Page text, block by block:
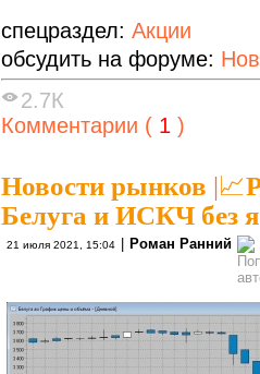
спецраздел: Акции
обсудить на форуме:
2.7К
Комментарии ( 1 )
Новости рынков |
Белуга и ИСКЧ без
21 июля 2021, 15:04 Роман Ранний